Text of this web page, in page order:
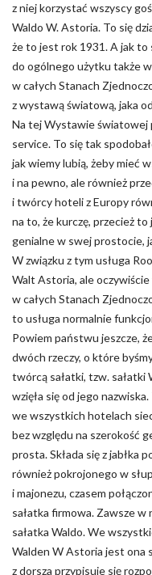
z niej korzystać wszyscy
Waldo W. Astoria. To się
że to jest rok 1931. A jak to
do ogólnego użytku także
w całych Stanach
z wystawą światową, jaka
Na tej Wystawie światowej
service. To się tak
jak wiemy lubią, żeby mieć
i na pewno, ale również
i twórcy hoteli z Europy
na to, że kurczę, przecież
genialne w swej prostocie,
W związku z tym usługa
Walt Astoria, ale
w całych Stanach
to usługa normalnie
Powiem państwu jeszcze,
dwóch rzeczy, o które
twórcą sałatki, tzw. sałatki
wzięła się od jego
we wszystkich hotelach
bez względu na szerokość
prosta. Składa się z jabłka
również pokrojonego w
i majonezu, czasem
sałatka firmowa. Zawsze w
sałatka Waldo. We
Walden W Astoria jest ona
z dorsza przypisuje się